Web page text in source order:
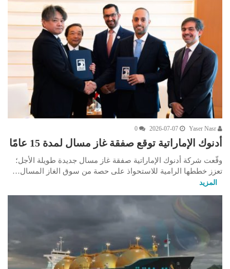
2026-07-07
0
أدنوك الإماراتية توقع صفقة غاز مسال لمدة 15 عامًا
وقّعت شركة أدنوك الإماراتية صفقة غاز مسال جديدة طويلة الأجل؛
تعزز خططها الرامية للاستحواذ على حصة من سوق الغاز المسال…
المزيد